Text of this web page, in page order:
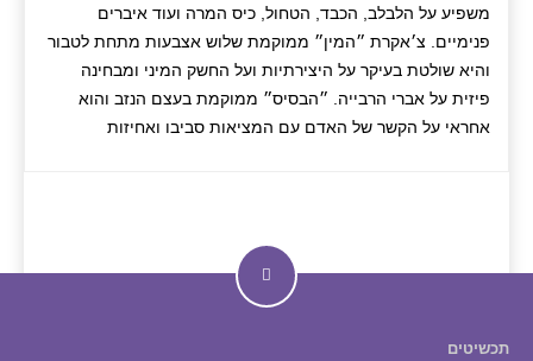
משפיע על הלבלב, הכבד, הטחול, כיס המרה ועוד איברים
פנימיים. צ׳אקרת ״המין״ ממוקמת שלוש אצבעות מתחת לטבור
והיא שולטת בעיקר על היצירתיות ועל החשק המיני ומבחינה
פיזית על אברי הרבייה. ״הבסיס״ ממוקמת בעצם הנזב והוא
אחראי על הקשר של האדם עם המציאות סביבו ואחיזות
תכשיטים